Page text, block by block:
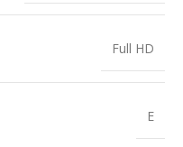
Full HD
E